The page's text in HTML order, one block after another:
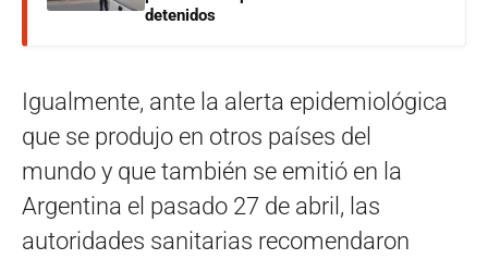
detenidos
Igualmente, ante la alerta epidemiológica
que se produjo en otros países del
mundo y que también se emitió en la
Argentina el pasado 27 de abril, las
autoridades sanitarias recomendaron